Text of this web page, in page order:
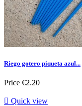
Riego gotero piqueta azul...
Price €2.20
 Quick view